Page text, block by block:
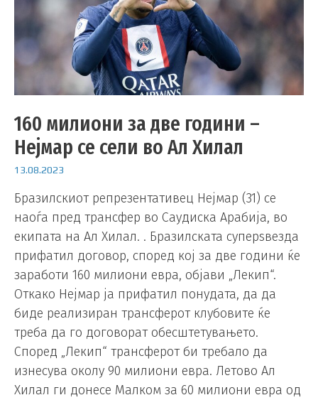
160 милиони за две години –
Нејмар се сели во Ал Хилал
13.08.2023
Бразилскиот репрезентативец Нејмар (31) се
наоѓа пред трансфер во Саудиска Арабија, во
екипата на Ал Хилал. . Бразилската суперѕвезда
прифатил договор, според кој за две години ќе
заработи 160 милиони евра, објави „Лекип“.
Откако Нејмар ја прифатил понудата, да да
биде реализиран трансферот клубовите ќе
треба да го договорат обесштетувањето.
Според „Лекип“ трансферот би требало да
изнесува околу 90 милиони евра. Летово Ал
Хилал ги донесе Малком за 60 милиони евра од